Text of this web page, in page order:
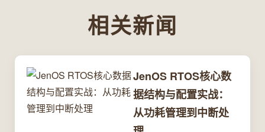
相关新闻
JenOS RTOS核心数
据结构与配置实战：
从功耗管理到中断处